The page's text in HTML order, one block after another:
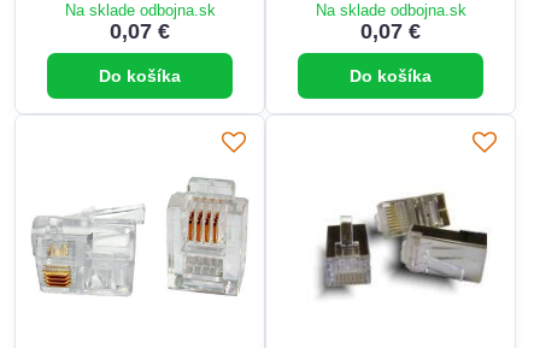
Na sklade odbojna.sk
0,07 €
Do košíka
Na sklade odbojna.sk
0,07 €
Do košíka